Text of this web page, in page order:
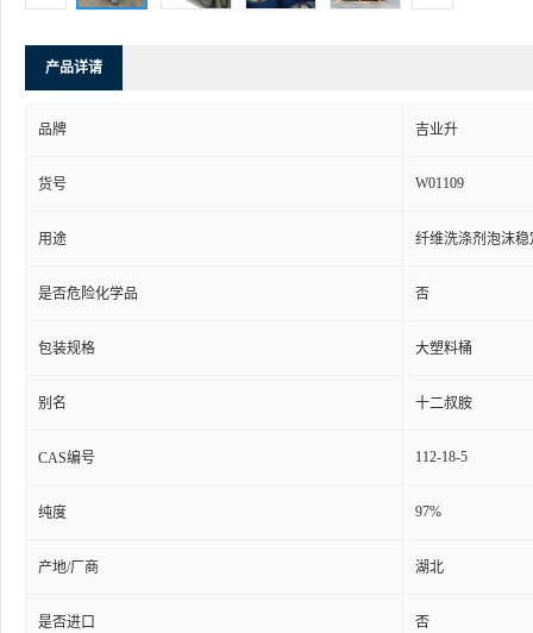
产品详请
品牌 吉业升
货号 W01109
用途 纤维洗涤剂泡沫稳
是否危险化学品 否
包装规格 大塑料桶
别名 十二叔胺
CAS编号 112-18-5
纯度 97%
产地/厂商 湖北
是否进口 否